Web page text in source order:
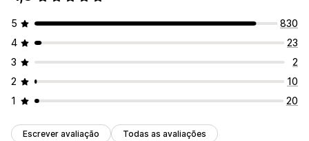
5
830
4
23
3
2
2
10
1
20
Escrever avaliação Todas as avaliações